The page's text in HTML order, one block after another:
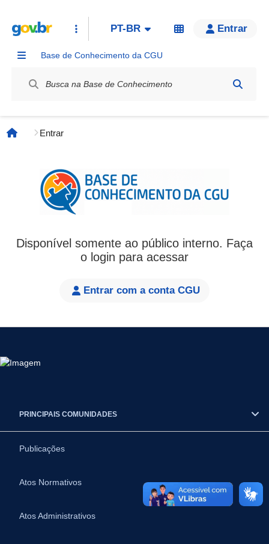
PT-BR Entrar
Base de Conhecimento da CGU
Página inicial
Entrar
Disponível somente ao público interno. Faça
o login para acessar
Entrar com a conta CGU
PRINCIPAIS COMUNIDADES
Publicações
Atos Normativos
Atos Administrativos